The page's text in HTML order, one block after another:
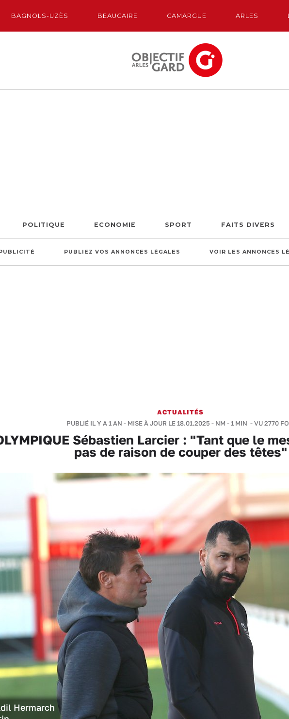
BAGNOLS-UZÈS BEAUCAIRE CAMARGUE ARLES
POLITIQUE ECONOMIE SPORT FAITS DIVERS
PUBLIEZ VOS ANNONCES LÉGALES VOIR LES ANNONCES
ACTUALITÉS
PUBLIÉ IL Y A 1 AN - MISE À JOUR LE 18.01.2025 - NM -1 MIN - VU 2770
Sébastien Larcier : "Tant que le
pas de raison de couper des têtes"
Hermarch